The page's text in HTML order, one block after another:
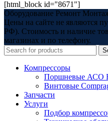
[html_block id="8671"]
Оборудование Ремонт
Цены на сайте не являются
РФ). Стоимость и наличие
магазинах и по телефону.
Компрессоры
Поршневые АСО
Винтовые
Запчасти
Услуги
Подбор